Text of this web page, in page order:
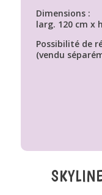
Dimensions :
larg. 120 cm x
Possibilité de
(vendu